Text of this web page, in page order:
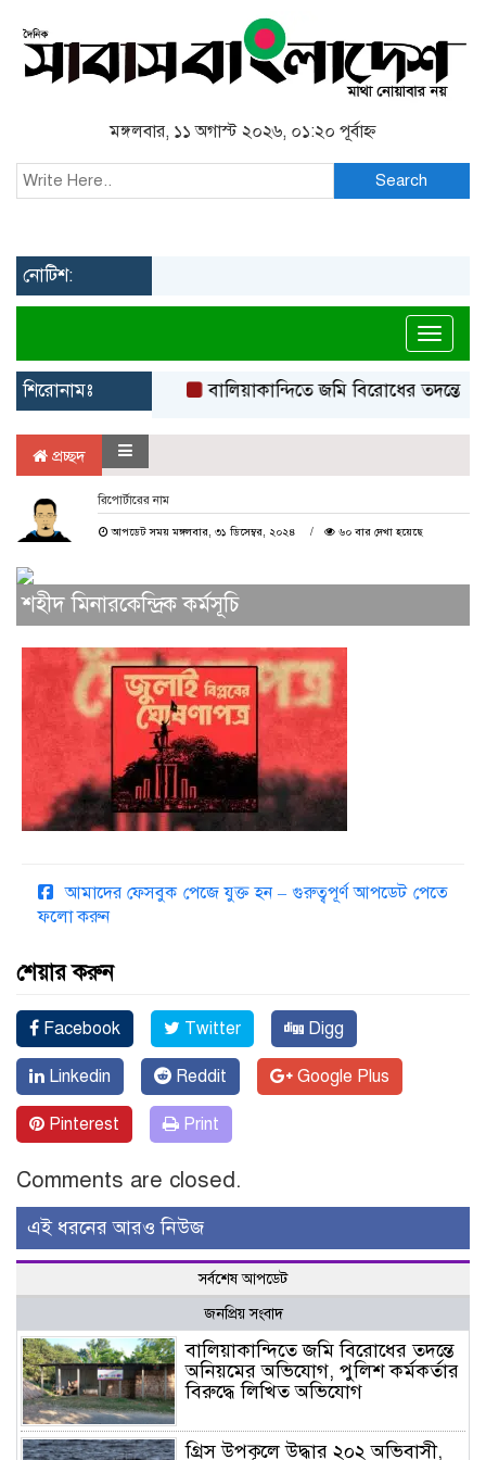
মঙ্গলবার, ১১ অগাস্ট ২০২৬, ০১:২০ পূর্বাহ্ন
Search
নোটিশ:
শিরোনামঃ বালিয়াকান্দিতে জমি বিরোধের তদন্তে
প্রচ্ছদ
রিপোর্টারের নাম
আপডেট সময় মঙ্গলবার, ৩১ ডিসেম্বর, ২০২৪ ৬০ বার দেখা হয়েছে
শহীদ মিনারকেন্দ্রিক কর্মসূচি
আমাদের ফেসবুক পেজে যুক্ত হন – গুরুত্বপূর্ণ আপডেট পেতে
ফলো করুন
শেয়ার করুন
Facebook Twitter Digg
Linkedin Reddit Google Plus
Pinterest Print
Comments are closed.
এই ধরনের আরও নিউজ
সর্বশেষ আপডেট
জনপ্রিয় সংবাদ
বালিয়াকান্দিতে জমি বিরোধের তদন্তে
অনিয়মের অভিযোগ, পুলিশ কর্মকর্তার
বিরুদ্ধে লিখিত অভিযোগ
গ্রিস উপকূলে উদ্ধার ২০২ অভিবাসী,